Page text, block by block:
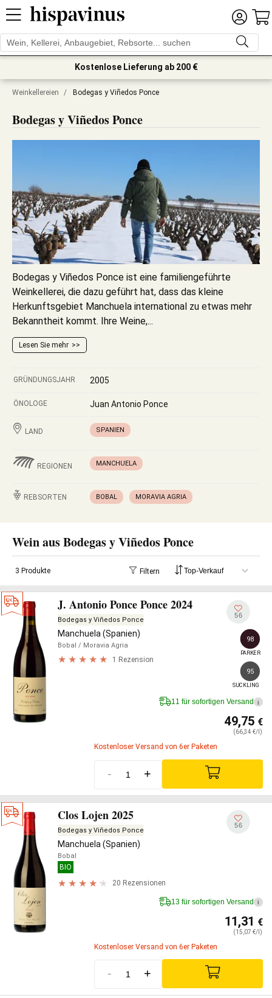
Kostenlose Lieferung ab 200 €
Weinkellereien / Bodegas y Viñedos Ponce
Bodegas y Viñedos Ponce
Bodegas y Viñedos Ponce ist eine familiengeführte
Weinkellerei, die dazu geführt hat, dass das kleine
Herkunftsgebiet Manchuela international zu etwas mehr
Bekanntheit kommt. Ihre Weine,...
Lesen Sie mehr
GRÜNDUNGSJAHR 2005
ÖNOLOGE Juan Antonio Ponce
LAND SPANIEN
REGIONEN MANCHUELA
REBSORTEN BOBAL MORAVIA AGRIA
Wein aus Bodegas y Viñedos Ponce
3 Produkte Filtern
J. Antonio Ponce Ponce 2024
Bodegas y Viñedos Ponce
Manchuela (Spanien)
Bobal / Moravia Agria
1 Rezension
56
98
PARKER
95
SUCKLING
11 für sofortigen Versand i
49,75 €
(66,34 €/l)
Kostenloser Versand von 6er Paketen
- +
Clos Lojen 2025
Bodegas y Viñedos Ponce
Manchuela (Spanien)
Bobal
BIO
20 Rezensionen
56
13 für sofortigen Versand i
11,31 €
(15,07 €/l)
Kostenloser Versand von 6er Paketen
- +